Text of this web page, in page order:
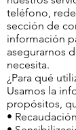
teléfono,
sección de
información
asegurarnos
necesita.
¿Para qué
Usamos la
propósitos,
•